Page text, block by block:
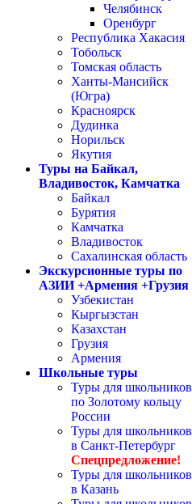
Челябинск
Оренбург
Республика Хакасия
Тобольск
Томская область
Ханты-Мансийск
(Югра)
Красноярск
Дудинка
Норильск
Якутия
Туры на Байкал,
Владивосток, Камчатка
Байкал
Бурятия
Камчатка
Владивосток
Сахалинская область
Экскурсионные туры по
АЗИИ +Армения +Грузия
Узбекистан
Кыргызстан
Казахстан
Грузия
Армения
Школьные туры
Туры для школьников
по Золотому кольцу
России
Туры для школьников
в Санкт-Петербург
Спецпредложение!
Туры для школьников
в Казань